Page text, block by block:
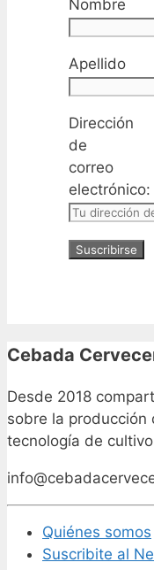
Nombre
Apellido
Dirección
de
correo
electrónico:
Cebada
Desde 2018
sobre la producción
tecnología de
Quiénes somos
Suscribite al